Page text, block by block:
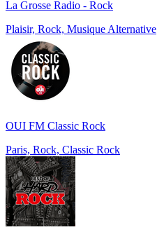
La Grosse Radio - Rock
Plaisir, Rock, Musique Alternative
OUI FM Classic Rock
Paris, Rock, Classic Rock